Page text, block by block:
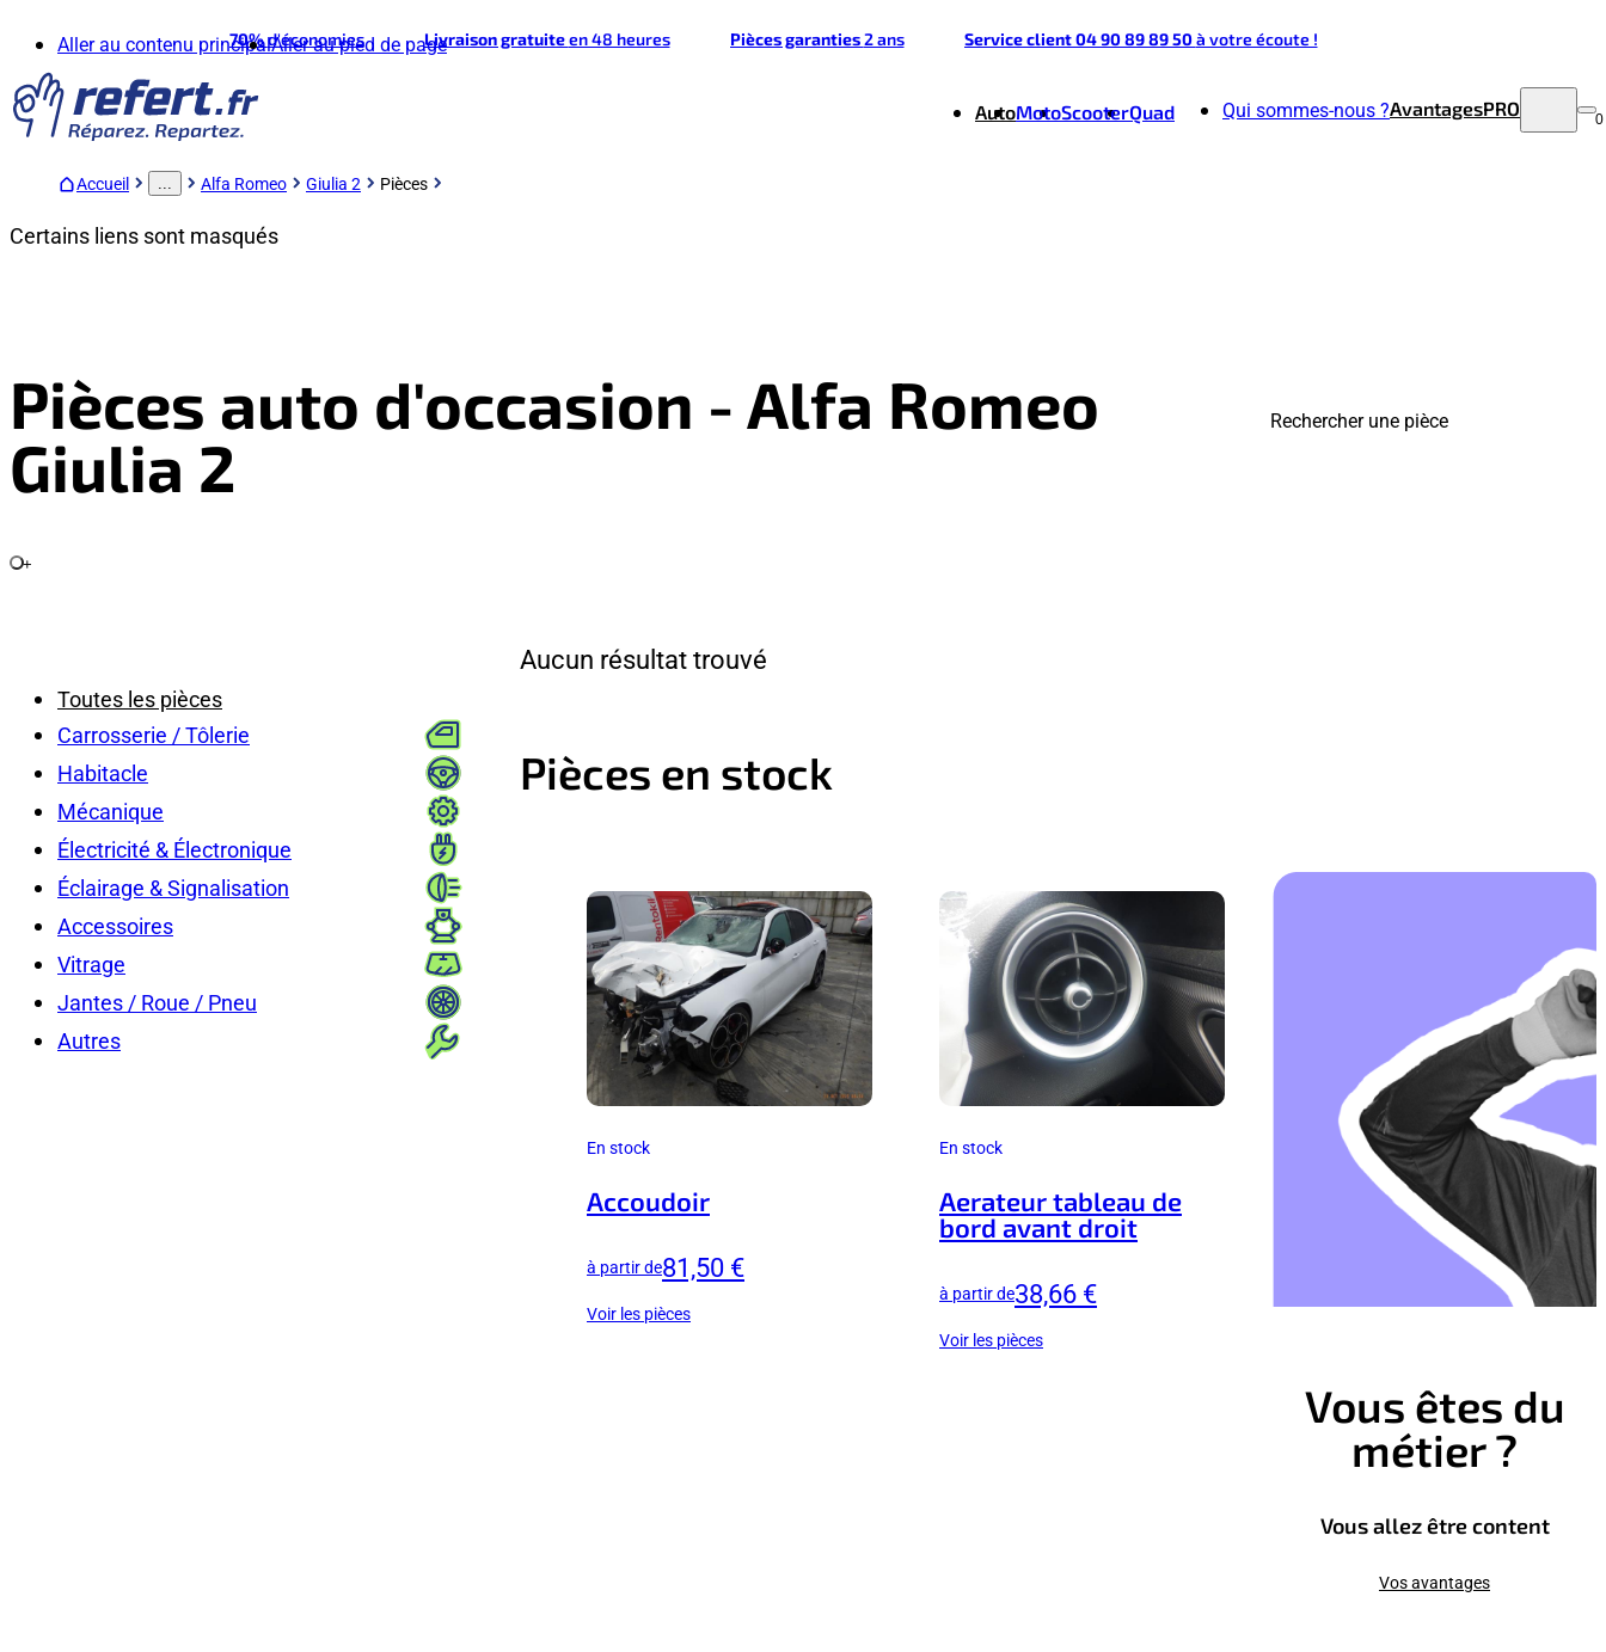
Aller au contenu principalAller au pied de page
70%d'économies Livraison gratuiteen 48 heures Pièces garanties2 ans Service client 04 90 89 89 50à votre écoute !
AutoMotoScooterQuad Qui sommes-nous ?AvantagesPRO 0
Accueil ... Alfa Romeo Giulia 2 Pièces
Certains liens sont masqués
Pièces auto d'occasion - Alfa Romeo
Giulia 2
+
Rechercher une pièce
Toutes les pièces
Carrosserie / Tôlerie
Habitacle
Mécanique
Électricité & Électronique
Éclairage & Signalisation
Accessoires
Vitrage
Jantes / Roue / Pneu
Autres
Aucun résultat trouvé
Pièces en stock
En stock
Accoudoir
à partir de81,50 €
Voir les pièces
En stock
Aerateur tableau de
bord avant droit
à partir de38,66 €
Voir les pièces
Vous êtes du
métier ?
Vous allez être content
Vos avantages